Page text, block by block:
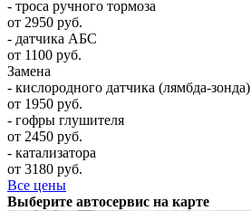
- троса ручного тормоза
от 2950 руб.
- датчика АБС
от 1100 руб.
Замена
- кислородного датчика (лямбда-зонда)
от 1950 руб.
- гофры глушителя
от 2450 руб.
- катализатора
от 3180 руб.
Все цены
Выберите автосервис на карте